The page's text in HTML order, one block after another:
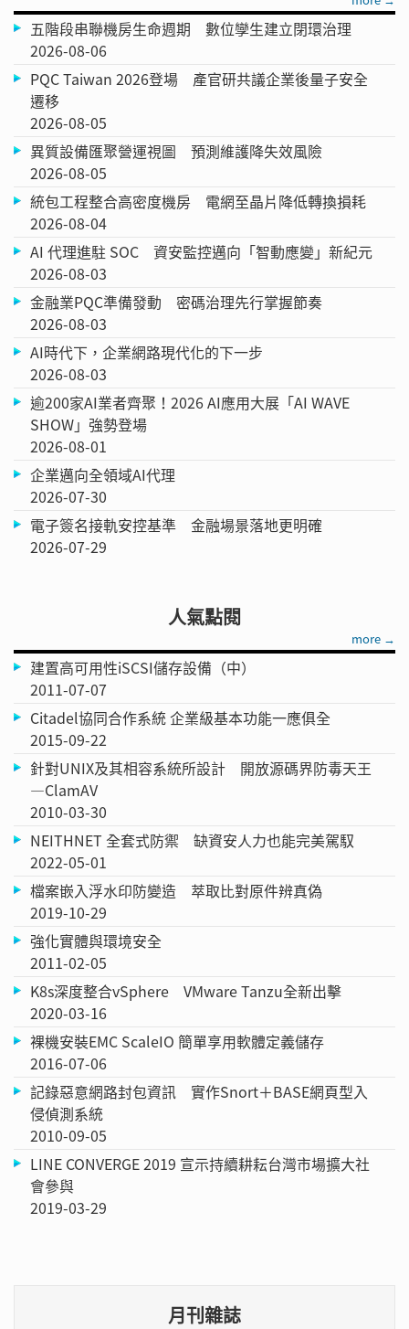
五階段串聯機房生命週期 數位孿生建立閉環治理
2026-08-06
PQC Taiwan 2026登場 產官研共議企業後量子安全
遷移
2026-08-05
異質設備匯聚營運視圖 預測維護降失效風險
2026-08-05
統包工程整合高密度機房 電網至晶片降低轉換損耗
2026-08-04
AI 代理進駐 SOC 資安監控邁向「智動應變」新紀元
2026-08-03
金融業PQC準備發動 密碼治理先行掌握節奏
2026-08-03
AI時代下，企業網路現代化的下一步
2026-08-03
逾200家AI業者齊聚！2026 AI應用大展「AI WAVE
SHOW」強勢登場
2026-08-01
企業邁向全領域AI代理
2026-07-30
電子簽名接軌安控基準 金融場景落地更明確
2026-07-29
人氣點閱
more →
建置高可用性iSCSI儲存設備（中）
2011-07-07
Citadel協同合作系統 企業級基本功能一應俱全
2015-09-22
針對UNIX及其相容系統所設計 開放源碼界防毒天王
—ClamAV
2010-03-30
NEITHNET 全套式防禦 缺資安人力也能完美駕馭
2022-05-01
檔案嵌入浮水印防變造 萃取比對原件辨真偽
2019-10-29
強化實體與環境安全
2011-02-05
K8s深度整合vSphere VMware Tanzu全新出擊
2020-03-16
裸機安裝EMC ScaleIO 簡單享用軟體定義儲存
2016-07-06
記錄惡意網路封包資訊 實作Snort＋BASE網頁型入
侵偵測系統
2010-09-05
LINE CONVERGE 2019 宣示持續耕耘台灣市場擴大社
會參與
2019-03-29
月刊雜誌